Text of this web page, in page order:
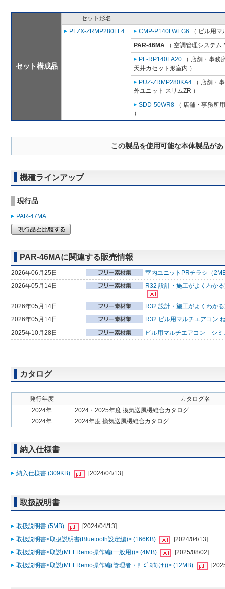
セット構成品
セット形名
PLZX-ZRMP280LF4
CMP-P140LWEG6 （ ビル用
PAR-46MA （ 空調管理システム
PL-RP140LA20 （ 店舗・事務
天井カセット形室内 ）
PUZ-ZRMP280KA4 （ 店舗・
外ユニット スリムZR ）
SDD-50WR8 （ 店舗・事務所
）
この製品を使用可能な本体製品が
機種ラインアップ
現行品
PAR-47MA
PAR-46MAに関連する販売情報
2026年06月25日
室内ユニットPRチラシ（
2026年05月14日
R32 設計・施工がよくわか
2026年05月14日
R32 設計・施工がよくわか
2026年05月14日
R32 ビル用マルチエアコン
2025年10月28日
ビル用マルチエアコン シミ
カタログ
発行年度
カタログ名
2024年
2024・2025年度 換気送風機総合カタログ
2024年
2024年度 換気送風機総合カタログ
納入仕様書
納入仕様書 (309KB) [2024/04/13]
取扱説明書
取扱説明書 (5MB)
[2024/04/13]
取扱説明書<取扱説明書(Bluetooth設定編)> (166KB)
[2024/04/13]
取扱説明書<取説(MELRemo操作編(一般用))> (4MB)
[2025/08/02]
取扱説明書<取説(MELRemo操作編(管理者・ｻｰﾋﾞｽ向け))> (12MB)